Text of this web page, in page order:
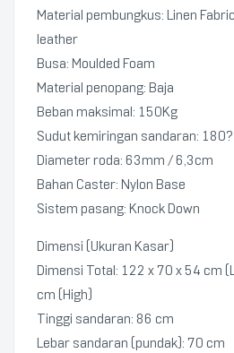
Material pembungkus: Linen
leather
Busa: Moulded Foam
Material penopang: Baja
Beban maksimal: 150Kg
Sudut kemiringan sandaran:
Diameter roda: 63mm / 6,3cm
Bahan Caster: Nylon Base
Sistem pasang: Knock Down
Dimensi (Ukuran Kasar)
Dimensi Total: 122 x 70 x 54 cm
cm (High)
Tinggi sandaran: 86 cm
Lebar sandaran (pundak): 70 cm